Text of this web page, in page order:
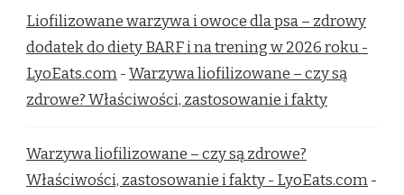
Liofilizowane warzywa i owoce dla psa – zdrowy
dodatek do diety BARF i na trening w 2026 roku -
LyoEats.com-Warzywa liofilizowane – czy są
zdrowe? Właściwości, zastosowanie i fakty
Warzywa liofilizowane – czy są zdrowe?
Właściwości, zastosowanie i fakty - LyoEats.com-